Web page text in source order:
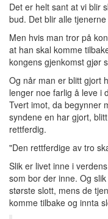
Det er helt sant at vi blir
bud. Det blir alle
Men hvis man tror på
at han skal komme
kongens gjenkomst gjør
Og når man er blitt gjort
lenger noe farlig å leve i
Tvert imot, da begynner
syndene en har gjort,
rettferdig.
"Den rettferdige av tro
Slik er livet inne i
som bor der inne. Og
største slott, mens de
komme tilbake og innta